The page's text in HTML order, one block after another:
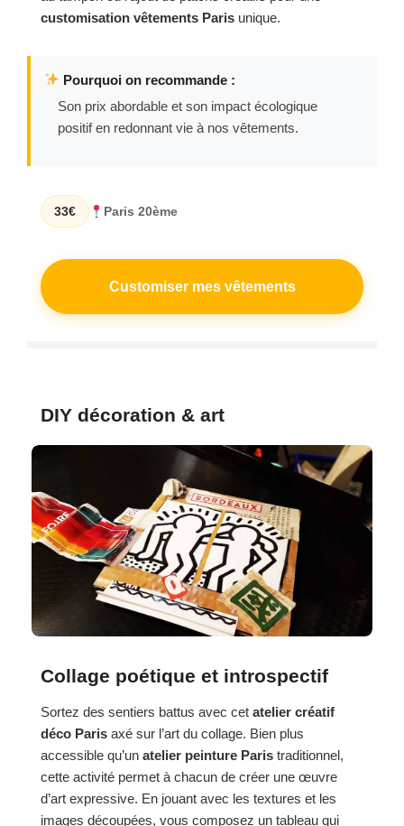
customisation vêtements Paris unique.
Pourquoi on recommande :
Son prix abordable et son impact écologique
positif en redonnant vie à nos vêtements.
33€ Paris 20ème
Customiser mes vêtements
DIY décoration & art
Collage poétique et introspectif
Sortez des sentiers battus avec cet atelier créatif
déco Paris axé sur l’art du collage. Bien plus
accessible qu’un atelier peinture Paris traditionnel,
cette activité permet à chacun de créer une œuvre
d’art expressive. En jouant avec les textures et les
images découpées, vous composez un tableau qui